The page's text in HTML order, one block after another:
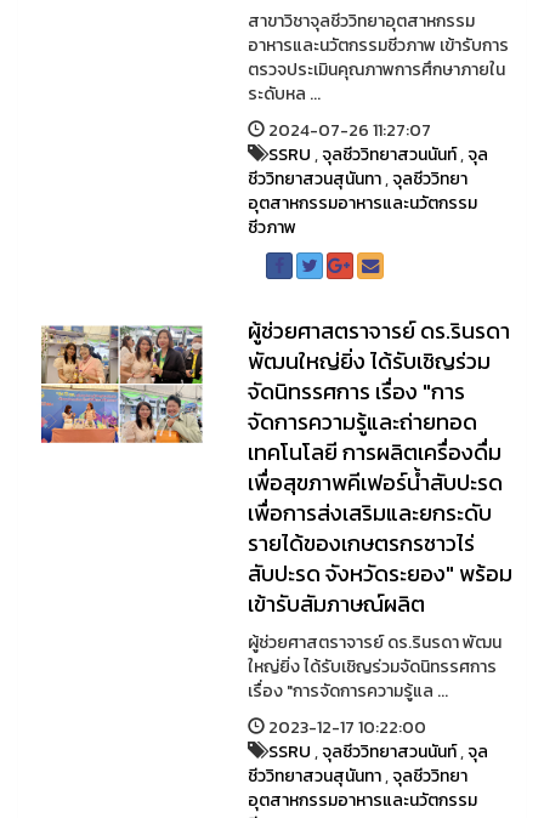
สาขาวิชาจุลชีววิทยาอุตสาหกรรม
อาหารและนวัตกรรมชีวภาพ เข้ารับการ
ตรวจประเมินคุณภาพการศึกษาภายใน
ระดับหล ...
2024-07-26 11:27:07
SSRU,จุลชีววิทยาสวนนันท์,จุล
ชีววิทยาสวนสุนันทา,จุลชีววิทยา
อุตสาหกรรมอาหารและนวัตกรรม
ชีวภาพ
ผู้ช่วยศาสตราจารย์ ดร.รินรดา
พัฒนใหญ่ยิ่ง ได้รับเชิญร่วม
จัดนิทรรศการ เรื่อง "การ
จัดการความรู้และถ่ายทอด
เทคโนโลยี การผลิตเครื่องดื่ม
เพื่อสุขภาพคีเฟอร์น้ำสับปะรด
เพื่อการส่งเสริมและยกระดับ
รายได้ของเกษตรกรชาวไร่
สับปะรด จังหวัดระยอง" พร้อม
เข้ารับสัมภาษณ์ผลิต
ผู้ช่วยศาสตราจารย์ ดร.รินรดา พัฒน
ใหญ่ยิ่ง ได้รับเชิญร่วมจัดนิทรรศการ
เรื่อง "การจัดการความรู้แล ...
2023-12-17 10:22:00
SSRU,จุลชีววิทยาสวนนันท์,จุล
ชีววิทยาสวนสุนันทา,จุลชีววิทยา
อุตสาหกรรมอาหารและนวัตกรรม